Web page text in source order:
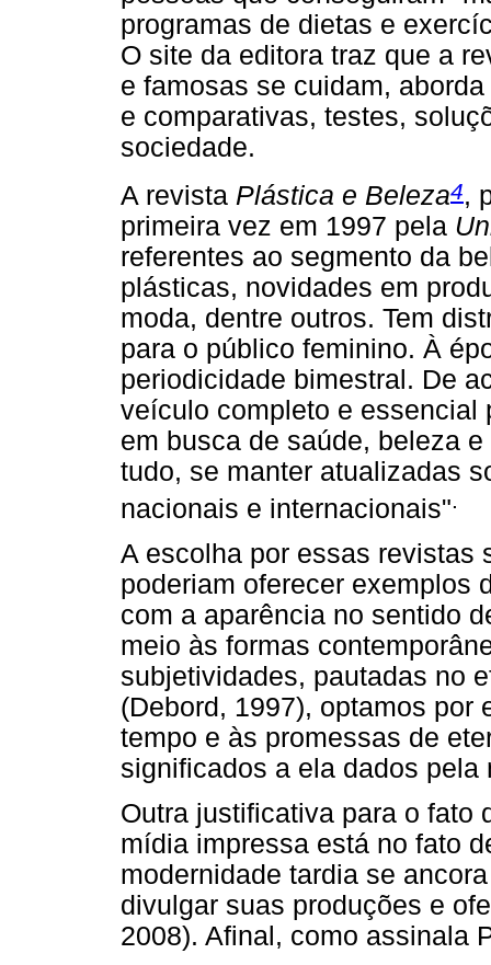
programas de dietas e
O site da editora traz que a
e famosas se cuidam,
e comparativas, testes,
sociedade.
A revista Plástica e Beleza4,
primeira vez em 1997 pela
referentes ao segmento da
plásticas, novidades em
moda, dentre outros. Tem
para o público feminino. À
periodicidade bimestral. De
veículo completo e essencial
em busca de saúde, beleza
tudo, se manter atualizadas
nacionais e internacionais"
A escolha por essas revistas
poderiam oferecer exemplos
com a aparência no sentido
meio às formas
subjetividades, pautadas no
(Debord, 1997), optamos por
tempo e às promessas de
significados a ela dados pela
Outra justificativa para o fato
mídia impressa está no fato
modernidade tardia se
divulgar suas produções e
2008). Afinal, como assinala